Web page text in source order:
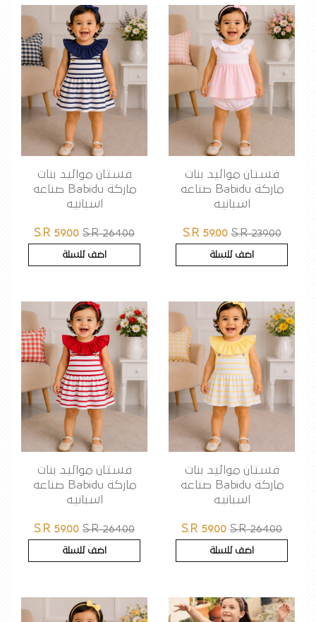
فستان مواليد بنات
ماركة Babidu صناعه
اسبانيه
S.R 59.00 S.R 239.00
اضف للسلة
فستان مواليد بنات
ماركة Babidu صناعه
اسبانيه
S.R 59.00 S.R 264.00
اضف للسلة
فستان مواليد بنات
ماركة Babidu صناعه
اسبانيه
S.R 59.00 S.R 264.00
اضف للسلة
فستان مواليد بنات
ماركة Babidu صناعه
اسبانيه
S.R 59.00 S.R 264.00
اضف للسلة